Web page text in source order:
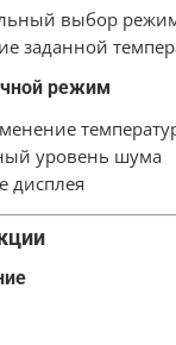
выбор
заданной
режим
уровень шума
дисплея